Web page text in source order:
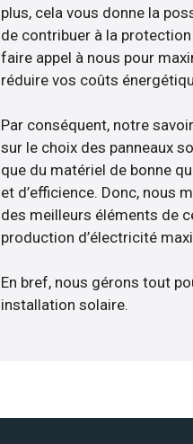
plus, cela vous donne la
de contribuer à la protection
faire appel à nous pour
réduire vos coûts
Par conséquent, notre
sur le choix des panneaux
que du matériel de bonne
et d’efficience. Donc, nous
des meilleurs éléments de
production d’électricité
En bref, nous gérons tout
installation solaire.